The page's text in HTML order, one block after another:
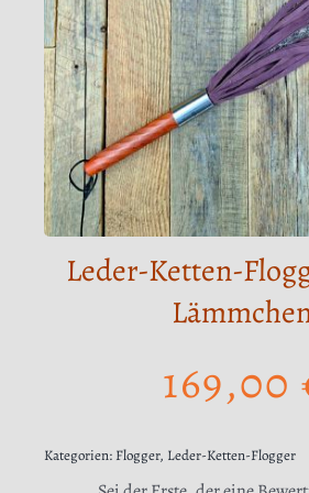
Leder-Ketten-
169,00
Kategorien: Flogger, Leder-Ketten-Flogger